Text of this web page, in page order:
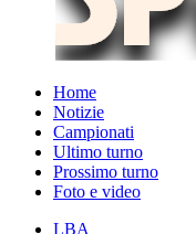
Home
Notizie
Campionati
Ultimo turno
Prossimo turno
Foto e video
LBA